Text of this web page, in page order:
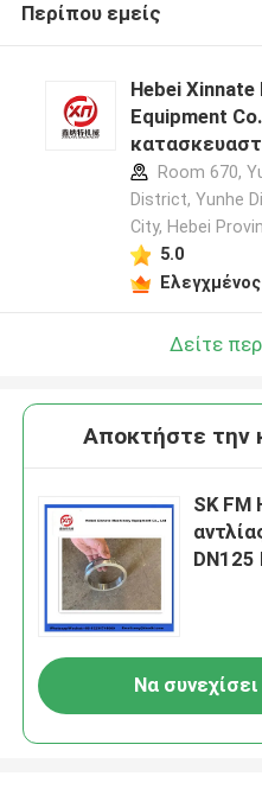
Περίπου εμείς
Hebei
Equipment
Room 670,
District, Yunhe
City, Hebei
5.0
Δείτε
Αποκτήστε την
SK FM
DN125
Να συνεχίσει